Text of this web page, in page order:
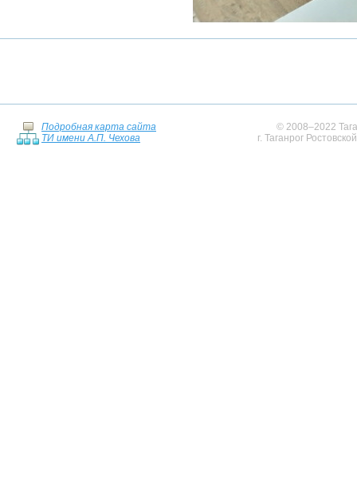
Подробная карта сайта
ТИ имени А.П. Чехова
© 2008–2022
г. Таганрог